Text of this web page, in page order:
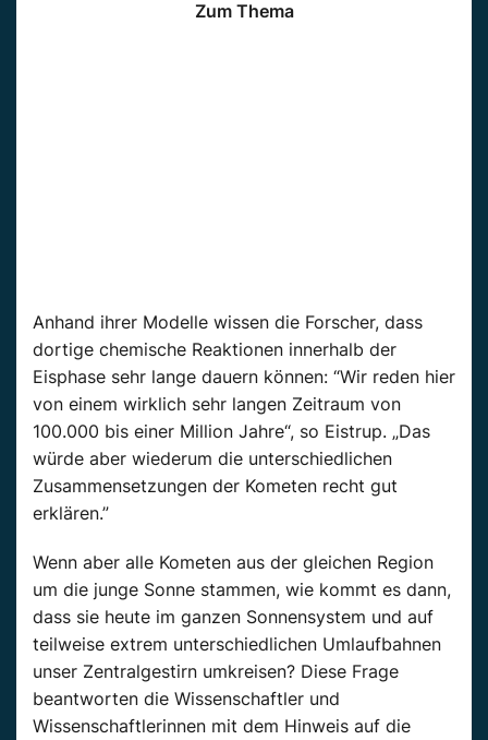
Zum Thema
Anhand ihrer Modelle wissen die Forscher, dass
dortige chemische Reaktionen innerhalb der
Eisphase sehr lange dauern können: “Wir reden hier
von einem wirklich sehr langen Zeitraum von
100.000 bis einer Million Jahre“, so Eistrup. „Das
würde aber wiederum die unterschiedlichen
Zusammensetzungen der Kometen recht gut
erklären.”
Wenn aber alle Kometen aus der gleichen Region
um die junge Sonne stammen, wie kommt es dann,
dass sie heute im ganzen Sonnensystem und auf
teilweise extrem unterschiedlichen Umlaufbahnen
unser Zentralgestirn umkreisen? Diese Frage
beantworten die Wissenschaftler und
Wissenschaftlerinnen mit dem Hinweis auf die